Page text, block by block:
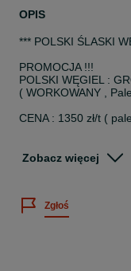
OPIS
*** POLSKI ŚLASKI
PROMOCJA !!!
POLSKI WĘGIEL :
( WORKOWANY ,
CENA : 1350 zł/t (
*dostępny: luz/big-
Zobacz więcej
Zgłoś